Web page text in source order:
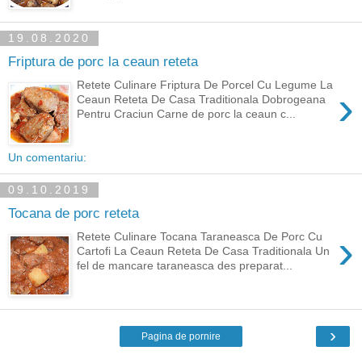
19.08.2020
Friptura de porc la ceaun reteta
›
Retete Culinare Friptura De Porcel Cu Legume La
Ceaun Reteta De Casa Traditionala Dobrogeana
Pentru Craciun Carne de porc la ceaun c...
Un comentariu:
09.10.2019
Tocana de porc reteta
›
Retete Culinare Tocana Taraneasca De Porc Cu
Cartofi La Ceaun Reteta De Casa Traditionala Un
fel de mancare taraneasca des preparat...
›
Pagina de pornire